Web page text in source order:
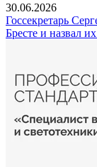
30.06.2026
Госсекретарь
Бресте и назвал